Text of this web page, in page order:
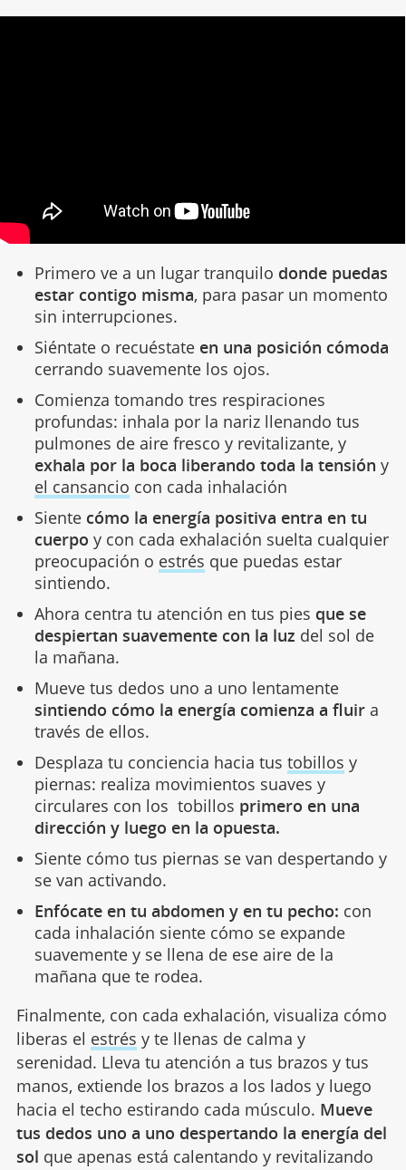
Primero ve a un lugar tranquilo donde puedas
estar contigo misma, para pasar un momento
sin interrupciones.
Siéntate o recuéstateen una posición cómoda
cerrando suavemente los ojos.
Comienza tomando tres respiraciones
profundas: inhala por la nariz llenando tus
pulmones de aire fresco y revitalizante, y
exhala por la boca liberando toda la tensión y
el cansancio con cada inhalación
Siente cómo la energía positiva entra en tu
cuerpo y con cada exhalación suelta cualquier
preocupación o estrés que puedas estar
sintiendo.
Ahora centra tu atención en tus pies que se
despiertan suavemente con la luz del sol de
la mañana.
Mueve tus dedos uno a uno lentamente
sintiendo cómo la energía comienza a fluira
través de ellos.
Desplaza tu conciencia hacia tus tobillos y
piernas: realiza movimientos suaves y
circulares con los tobillos primero en una
dirección y luego en la opuesta.
Siente cómo tus piernas se van despertando y
se van activando.
Enfócate en tu abdomen y en tu pecho: con
cada inhalación siente cómo se expande
suavemente y se llena de ese aire de la
mañana que te rodea.
Finalmente, con cada exhalación, visualiza cómo
liberas el estrés y te llenas de calma y
serenidad. Lleva tu atención a tus brazos y tus
manos, extiende los brazos a los lados y luego
hacia el techo estirando cada músculo. Mueve
tus dedos uno a uno despertando la energía del
sol que apenas está calentando y revitalizando